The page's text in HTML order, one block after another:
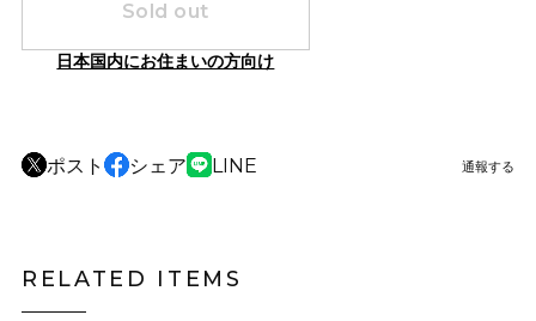
Sold out
日本国内にお住まいの方向け
ポスト シェア LINE 通報する
RELATED ITEMS